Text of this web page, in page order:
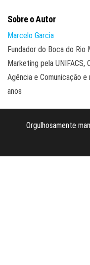
Sobre o Autor
Marcelo Garcia
Fundador do Boca do Rio
Marketing pela UNIFACS,
Agência e Comunicação
anos
Orgulhosamente